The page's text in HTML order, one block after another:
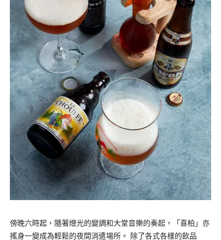
傍晚六時起，隨著燈光的變調和大堂音樂的奏起，「喜柏」亦
搖身一變成為輕鬆的夜間消遣場所。 除了各式各樣的飲品